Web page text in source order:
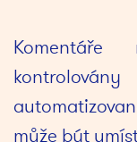
může být